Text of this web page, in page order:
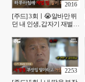
[주드] 3회ㅣ😭알바만 뛰
던 내 인생, 갑자기 재벌
[황금빛 내 인생]| KBS 방
송
20:16
22:53